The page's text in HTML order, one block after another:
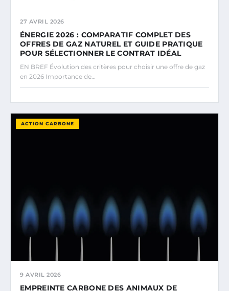
27 AVRIL 2026
ÉNERGIE 2026 : COMPARATIF COMPLET DES
OFFRES DE GAZ NATUREL ET GUIDE PRATIQUE
POUR SÉLECTIONNER LE CONTRAT IDÉAL
EN BREF Évolution des critères pour choisir une offre de gaz
en 2026 Importance de…
ACTION CARBONE
9 AVRIL 2026
EMPREINTE CARBONE DES ANIMAUX DE